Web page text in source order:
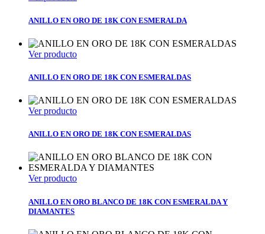
ANILLO EN ORO DE 18K CON ESMERALDA
Ver producto
ANILLO EN ORO DE 18K CON ESMERALDAS
Ver producto
ANILLO EN ORO DE 18K CON ESMERALDAS
Ver producto
ANILLO EN ORO BLANCO DE 18K CON ESMERALDA Y
DIAMANTES